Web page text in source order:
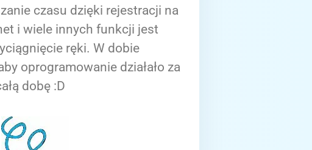
czasu dzięki rejestracji na
i wiele innych funkcji jest
ręki. W dobie
oprogramowanie działało za
dobę :D